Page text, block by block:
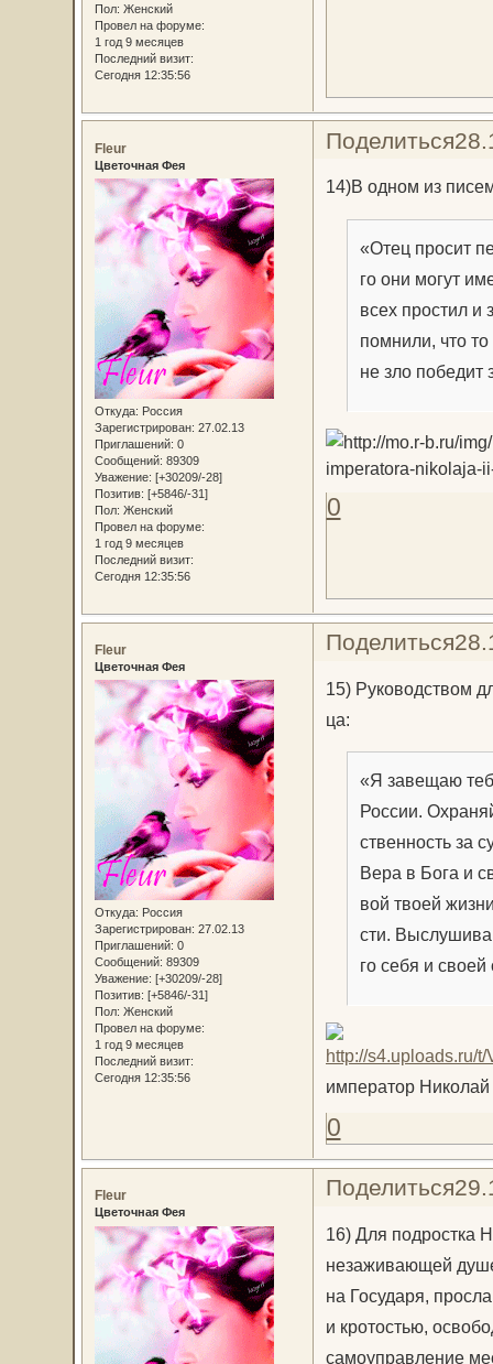
Пол: Женский
Провел на форуме:
1 год 9 месяцев
Последний визит:
Сегодня 12:35:56
Поделиться
Fleur
Цветочная Фея
Откуда: Россия
Зарегистрирован: 27.02.13
Приглашений: 0
Сообщений: 89309
Уважение: [+30209/-28]
Позитив: [+5846/-31]
Пол: Женский
Провел на форуме:
1 год 9 месяцев
Последний визит:
Сегодня 12:35:56
14)В од­ном из
«Отец про­сит
го они мо­гут
всех про­стил и
пом­ни­ли, что
не зло по­бе­дит
0
Поделиться
Fleur
Цветочная Фея
Откуда: Россия
Зарегистрирован: 27.02.13
Приглашений: 0
Сообщений: 89309
Уважение: [+30209/-28]
Позитив: [+5846/-31]
Пол: Женский
Провел на форуме:
1 год 9 месяцев
Последний визит:
Сегодня 12:35:56
15) Ру­ко­вод­ством
ца:
«Я за­ве­щаю
Рос­сии.
ствен­ность за
Ве­ра в Бо­га и
вой тво­ей
сти.
го се­бя и сво­ей
им­пе­ра­то­р Ни­ко­лай
0
Поделиться
Fleur
Цветочная Фея
16) Для подростка
незаживающей
на Государя,
и кротостью,
самоуправление